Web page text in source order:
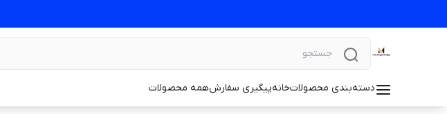
دسته‌بندی محصولاتخانهپیگیری سفارشهمه محصولات